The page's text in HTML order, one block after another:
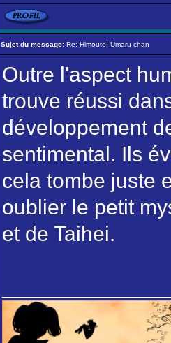
Sujet du message: Re: Himouto! Umaru-chan
Outre l'aspect
trouve réussi
développement
sentimental. Ils
cela tombe juste
oublier le petit
et de Taihei.